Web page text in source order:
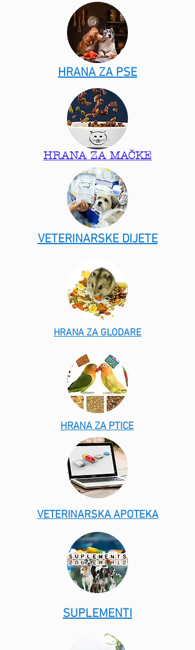
HRANA ZA PSE
HRANA ZA MAČKE
VETERINARSKE DIJETE
HRANA ZA GLODARE
HRANA ZA PTICE
VETERINARSKA APOTEKA
SUPLEMENTI